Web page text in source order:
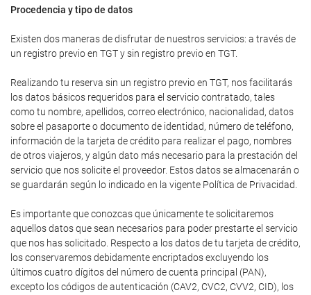
Procedencia y tipo de datos
Existen dos maneras de disfrutar de nuestros servicios: a través de
un registro previo en TGT y sin registro previo en TGT.
Realizando tu reserva sin un registro previo en TGT, nos facilitarás
los datos básicos requeridos para el servicio contratado, tales
como tu nombre, apellidos, correo electrónico, nacionalidad, datos
sobre el pasaporte o documento de identidad, número de teléfono,
información de la tarjeta de crédito para realizar el pago, nombres
de otros viajeros, y algún dato más necesario para la prestación del
servicio que nos solicite el proveedor. Estos datos se almacenarán o
se guardarán según lo indicado en la vigente Política de Privacidad.
Es importante que conozcas que únicamente te solicitaremos
aquellos datos que sean necesarios para poder prestarte el servicio
que nos has solicitado. Respecto a los datos de tu tarjeta de crédito,
los conservaremos debidamente encriptados excluyendo los
últimos cuatro dígitos del número de cuenta principal (PAN),
excepto los códigos de autenticación (CAV2, CVC2, CVV2, CID), los